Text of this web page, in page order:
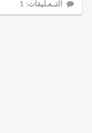
التــعـليقات: 1